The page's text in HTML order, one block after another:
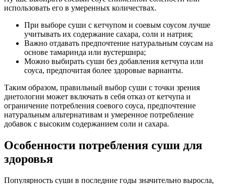
использовать его в умеренных количествах.
При выборе суши с кетчупом и соевым соусом лучше
учитывать их содержание сахара, соли и натрия;
Важно отдавать предпочтение натуральным соусам на
основе тамаринда или вустершира;
Можно выбирать суши без добавления кетчупа или
соуса, предпочитая более здоровые варианты.
Таким образом, правильный выбор суши с точки зрения
диетологии может включать в себя отказ от кетчупа и
ограничение потребления соевого соуса, предпочтение
натуральным альтернативам и умеренное потребление
добавок с высоким содержанием соли и сахара.
Особенности потребления суши для
здоровья
Популярность суши в последние годы значительно выросла,